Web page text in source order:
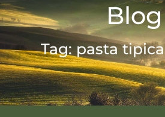
Blog
Tag: pasta